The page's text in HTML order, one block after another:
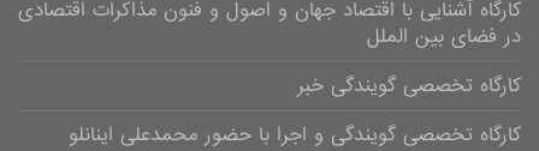
کارگاه آشنایی با اقتصاد جهان و اصول و فنون مذاکرات اقتصادی
در فضای بین الملل
کارگاه تخصصی گویندگی خبر
کارگاه تخصصی گویندگی و اجرا با حضور محمدعلی اینانلو